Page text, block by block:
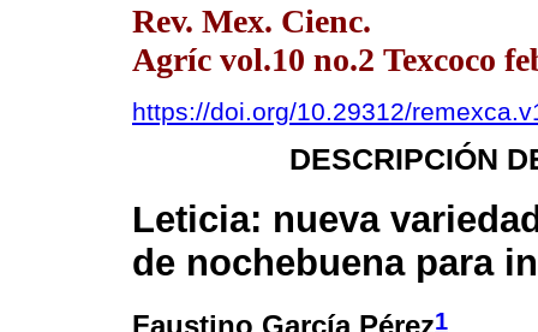
Rev. Mex. Cienc.
Agríc vol.10 no.2 Texcoco
https://doi.org/10.29312/
DESCRIPCIÓN
Leticia: nueva
de nochebuena para
Faustino García Pérez1